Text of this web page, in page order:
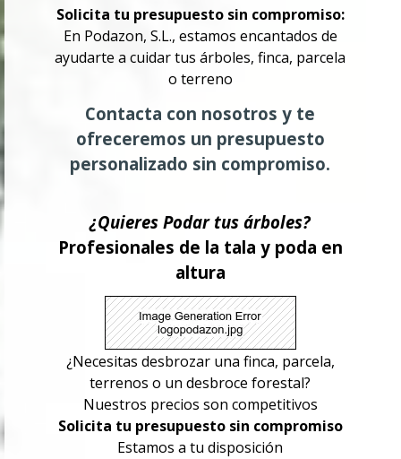
Solicita tu presupuesto sin compromiso:
En Podazon, S.L., estamos encantados de
ayudarte a cuidar tus árboles, finca, parcela
o terreno
Contacta con nosotros y te
ofreceremos un presupuesto
personalizado sin compromiso.
¿Quieres Podar tus árboles?
Profesionales de la tala y poda en
altura
¿Necesitas desbrozar una finca, parcela,
terrenos o un desbroce forestal?
Nuestros precios son competitivos
Solicita tu presupuesto sin compromiso
Estamos a tu disposición